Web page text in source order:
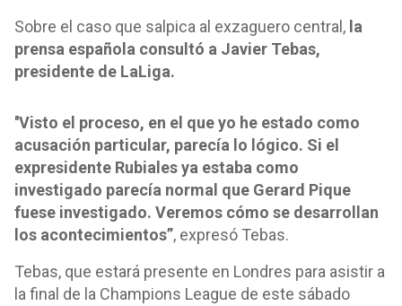
Sobre el caso que salpica al exzaguero central, la
prensa española consultó a Javier Tebas,
presidente de LaLiga.
''Visto el proceso, en el que yo he estado como
acusación particular, parecía lo lógico. Si el
expresidente Rubiales ya estaba como
investigado parecía normal que Gerard Pique
fuese investigado. Veremos cómo se desarrollan
los acontecimientos”, expresó Tebas.
Tebas, que estará presente en Londres para asistir a
la final de la Champions League de este sábado